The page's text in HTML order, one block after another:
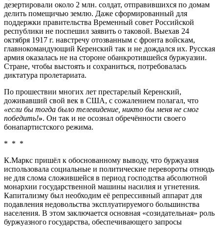
дезертировали около 2 млн. солдат, отправившихся по домам
делить помещичью землю. Даже сформированный для
поддержки правительства Временный совет Российской
республики не поспешил заявить о таковой. Выехав 24
октября 1917 г. навстречу отозванным с фронта войскам,
главнокомандующий Керенский так и не дождался их. Русская
армия оказалась не на стороне обанкротившейся буржуазии.
Стране, чтобы выстоять и сохраниться, потребовалась
диктатура пролетариата.
По прошествии многих лет престарелый Керенский,
доживавший свой век в США, с сожалением полагал, что
«если бы тогда было телевидение, никто бы меня не смог
победить!». Он так и не осознал обречённости своего
бонапартистского режима.
* * *
К.Маркс пришёл к обоснованному выводу, что буржуазия
использовала социальные и политические перевороты отнюдь
не для слома сложившейся в период господства абсолютной
монархии государственной машины насилия и угнетения.
Капитализму был необходим её репрессивный аппарат для
подавления недовольства эксплуатируемого большинства
населения. В этом заключается основная «созидательная» роль
буржуазного государства, обеспечивающего запросы